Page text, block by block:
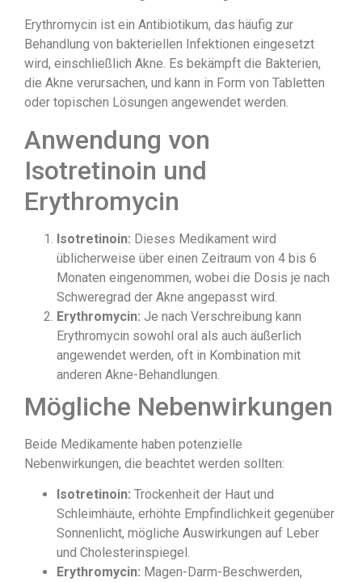
Erythromycin ist ein Antibiotikum, das häufig zur
Behandlung von bakteriellen Infektionen eingesetzt
wird, einschließlich Akne. Es bekämpft die Bakterien,
die Akne verursachen, und kann in Form von Tabletten
oder topischen Lösungen angewendet werden.
Anwendung von
Isotretinoin und
Erythromycin
Isotretinoin: Dieses Medikament wird
üblicherweise über einen Zeitraum von 4 bis 6
Monaten eingenommen, wobei die Dosis je nach
Schweregrad der Akne angepasst wird.
Erythromycin: Je nach Verschreibung kann
Erythromycin sowohl oral als auch äußerlich
angewendet werden, oft in Kombination mit
anderen Akne-Behandlungen.
Mögliche Nebenwirkungen
Beide Medikamente haben potenzielle
Nebenwirkungen, die beachtet werden sollten:
Isotretinoin: Trockenheit der Haut und
Schleimhäute, erhöhte Empfindlichkeit gegenüber
Sonnenlicht, mögliche Auswirkungen auf Leber
und Cholesterinspiegel.
Erythromycin: Magen-Darm-Beschwerden,